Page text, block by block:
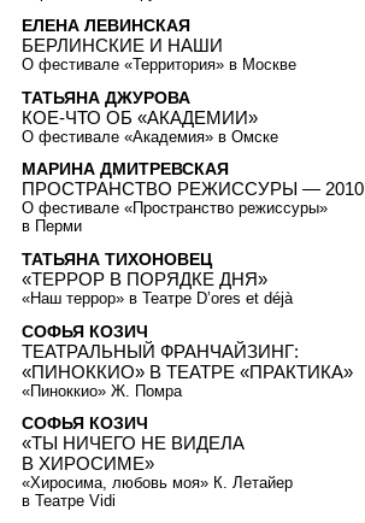
ЕЛЕНА ЛЕВИНСКАЯ
БЕРЛИНСКИЕ И НАШИ
О фестивале «Территория» в Москве
ТАТЬЯНА ДЖУРОВА
КОЕ-ЧТО ОБ «АКАДЕМИИ»
О фестивале «Академия» в Омске
МАРИНА ДМИТРЕВСКАЯ
ПРОСТРАНСТВО РЕЖИССУРЫ — 2010
О фестивале «Пространство режиссуры»
в Перми
ТАТЬЯНА ТИХОНОВЕЦ
«ТЕРРОР В ПОРЯДКЕ ДНЯ»
«Наш террор» в Театре D’ores et déjà
СОФЬЯ КОЗИЧ
ТЕАТРАЛЬНЫЙ ФРАНЧАЙЗИНГ:
«ПИНОККИО» В ТЕАТРЕ «ПРАКТИКА»
«Пиноккио» Ж. Помра
СОФЬЯ КОЗИЧ
«ТЫ НИЧЕГО НЕ ВИДЕЛА
В ХИРОСИМЕ»
«Хиросима, любовь моя» К. Летайер
в Театре Vidi